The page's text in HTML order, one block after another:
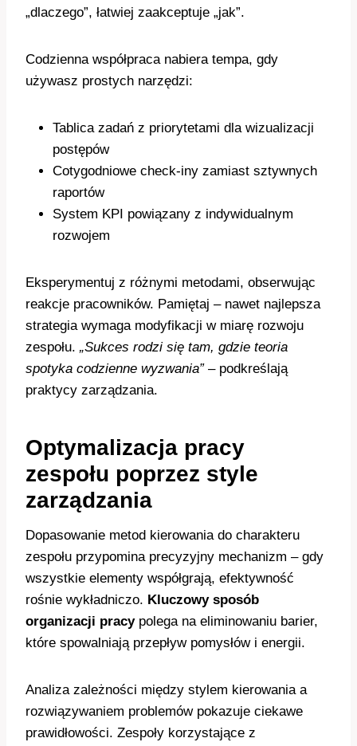
„dlaczego”, łatwiej zaakceptuje „jak”.
Codzienna współpraca nabiera tempa, gdy
używasz prostych narzędzi:
Tablica zadań z priorytetami dla wizualizacji
postępów
Cotygodniowe check-iny zamiast sztywnych
raportów
System KPI powiązany z indywidualnym
rozwojem
Eksperymentuj z różnymi metodami, obserwując
reakcje pracowników. Pamiętaj – nawet najlepsza
strategia wymaga modyfikacji w miarę rozwoju
zespołu. „Sukces rodzi się tam, gdzie teoria
spotyka codzienne wyzwania”– podkreślają
praktycy zarządzania.
Optymalizacja pracy
zespołu poprzez style
zarządzania
Dopasowanie metod kierowania do charakteru
zespołu przypomina precyzyjny mechanizm – gdy
wszystkie elementy współgrają, efektywność
rośnie wykładniczo. Kluczowy sposób
organizacji pracypolega na eliminowaniu barier,
które spowalniają przepływ pomysłów i energii.
Analiza zależności między stylem kierowania a
rozwiązywaniem problemów pokazuje ciekawe
prawidłowości. Zespoły korzystające z